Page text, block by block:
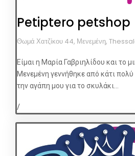
Petiptero petshop
Θωμά Χατζίκου 44, Μενεμένη,
Είμαι η Μαρία Γαβριηλίδου και το
Μενεμένη γεννήθηκε από κάτι
την αγάπη μου για το σκυλάκι...